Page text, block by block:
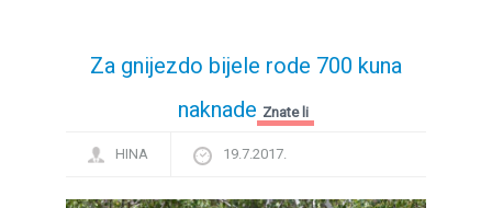
Za gnijezdo bijele rode 700 kuna
naknade Znate li
HINA 19.7.2017.